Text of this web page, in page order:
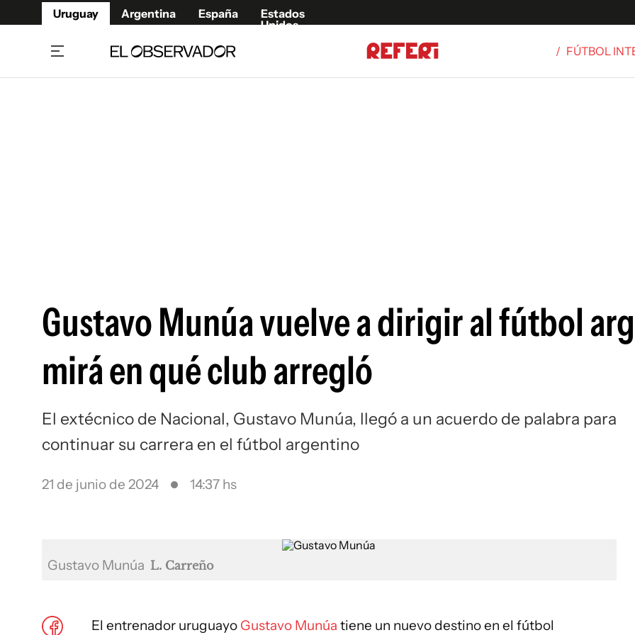
Uruguay Argentina España
Estados
Unidos
/ FÚTBOL
Gustavo Munúa vuelve a dirigir al fútbol
mirá en qué club arregló
El extécnico de Nacional, Gustavo Munúa, llegó a un acuerdo de palabra para
continuar su carrera en el fútbol argentino
21 de junio de 2024 14:37 hs
Gustavo Munúa L. Carreño
El entrenador uruguayo Gustavo Munúa tiene un nuevo destino en el fútbol